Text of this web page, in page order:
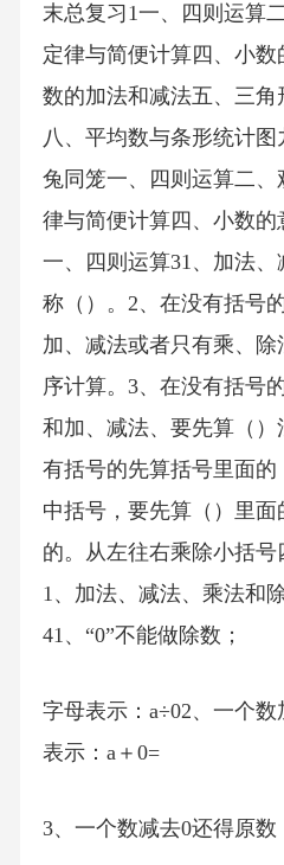
末总复习1一、四则运算
定律与简便计算四、小
数的加法和减法五、三
八、平均数与条形统计
兔同笼一、四则运算二、
律与简便计算四、小数
一、四则运算31、加法
称（）。2、在没有括号
加、减法或者只有乘、
序计算。3、在没有括号
和加、减法、要先算（）
有括号的先算括号里面
中括号，要先算（）里面
的。从左往右乘除小括
1、加法、减法、乘法和
41、“0”不能做除数；
字母表示：a÷02、一个
表示：a＋0=
3、一个数减去0还得原数